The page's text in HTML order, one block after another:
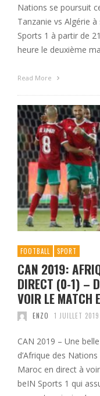
Nations se poursuit
Tanzanie vs Algérie
Sports 1 à partir de
heure le deuxième
Read More
FOOTBALL SPORT
CAN 2019:
DIRECT (0-1) –
VOIR LE MATCH
ENZO 1 JUILLET 2019
CAN 2019 – Une
d’Afrique des
Maroc en direct à
beIN Sports 1 qui